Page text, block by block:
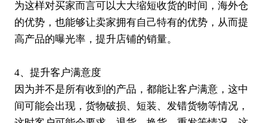
为这样对买家而言可以大大缩短收货的时间，海外仓
的优势，也能够让卖家拥有自己特有的优势，从而提
高产品的曝光率，提升店铺的销量。
4、提升客户满意度
因为并不是所有收到的产品，都能让客户满意，这中
间可能会出现，货物破损、短装、发错货物等情况，